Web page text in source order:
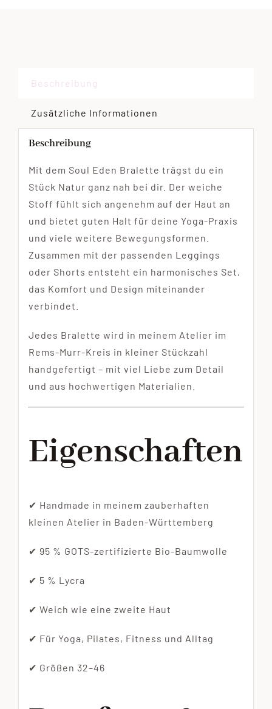
Beschreibung
Zusätzliche Informationen
Beschreibung
Mit dem Soul Eden Bralette trägst du ein
Stück Natur ganz nah bei dir. Der weiche
Stoff fühlt sich angenehm auf der Haut an
und bietet guten Halt für deine Yoga-Praxis
und viele weitere Bewegungsformen.
Zusammen mit der passenden Leggings
oder Shorts entsteht ein harmonisches Set,
das Komfort und Design miteinander
verbindet.
Jedes Bralette wird in meinem Atelier im
Rems-Murr-Kreis in kleiner Stückzahl
handgefertigt – mit viel Liebe zum Detail
und aus hochwertigen Materialien.
Eigenschaften
✔ Handmade in meinem zauberhaften
kleinen Atelier in Baden-Württemberg
✔ 95 % GOTS-zertifizierte Bio-Baumwolle
✔ 5 % Lycra
✔ Weich wie eine zweite Haut
✔ Für Yoga, Pilates, Fitness und Alltag
✔ Größen 32–46